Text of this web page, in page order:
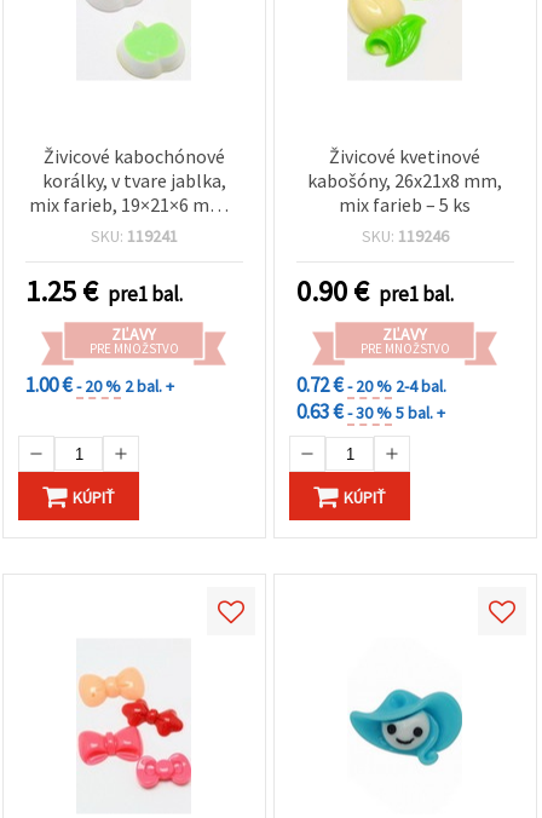
Živicové kabochónové
korálky, v tvare jablka,
mix farieb, 19×21×6 mm –
5 ks
SKU: 119241
1.25€ pre1 bal.
ZĽAVY
PRE MNOŽSTVO
1.00 €- 20 % 2 bal. +
KÚPIŤ
Živicové kvetinové
kabošóny, 26x21x8 mm,
mix farieb – 5 ks
SKU: 119246
0.90€ pre1 bal.
ZĽAVY
PRE MNOŽSTVO
0.72 €- 20 % 2-4 bal.
0.63 €- 30 %5 bal. +
KÚPIŤ